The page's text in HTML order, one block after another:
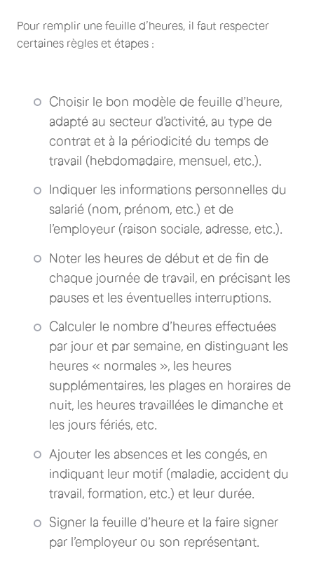
Pour remplir une feuille d’heures, il faut respecter
certaines règles et étapes :
Choisir le bon modèle de feuille d’heure,
adapté au secteur d’activité, au type de
contrat et à la périodicité du temps de
travail (hebdomadaire, mensuel, etc.).
Indiquer les informations personnelles du
salarié (nom, prénom, etc.) et de
l’employeur (raison sociale, adresse, etc.).
Noter les heures de début et de fin de
chaque journée de travail, en précisant les
pauses et les éventuelles interruptions.
Calculer le nombre d’heures effectuées
par jour et par semaine, en distinguant les
heures « normales », les heures
supplémentaires, les plages en horaires de
nuit, les heures travaillées le dimanche et
les jours fériés, etc.
Ajouter les absences et les congés, en
indiquant leur motif (maladie, accident du
travail, formation, etc.) et leur durée.
Signer la feuille d’heure et la faire signer
par l’employeur ou son représentant.